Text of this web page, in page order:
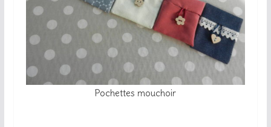
Pochettes mouchoir